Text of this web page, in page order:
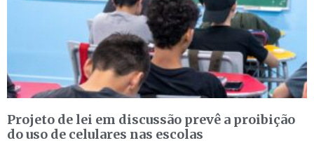
Projeto de lei em discussão prevê a proibição
do uso de celulares nas escolas